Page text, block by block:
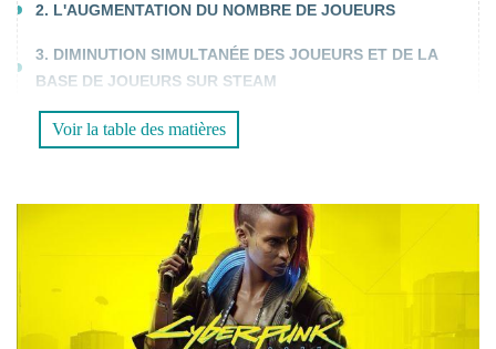
2. L'AUGMENTATION DU NOMBRE DE JOUEURS
3. DIMINUTION SIMULTANÉE DES JOUEURS ET DE LA
BASE DE JOUEURS SUR STEAM
4. COMPARAISON AVEC D'AUTRES JEUX COMME
STARFIELD
6. ELDEN RING : UN AUTRE JEU AUQUEL VOUS NE
POUVEZ PAS ARRÊTER DE JOUER
FOIRE AUX QUESTIONS (FAQ)
Voir la table des matières